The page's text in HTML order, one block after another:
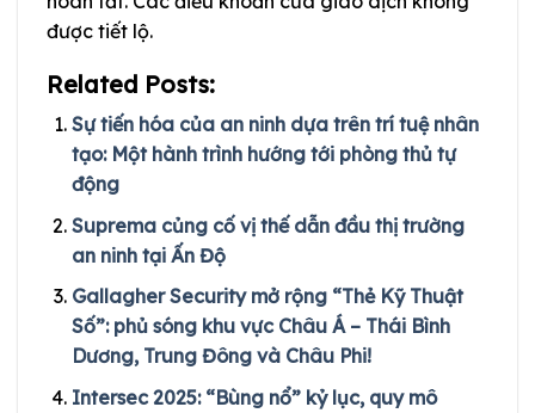
được tiết lộ.
Related Posts:
Sự tiến hóa của an ninh dựa trên trí tuệ nhân
tạo: Một hành trình hướng tới phòng thủ tự
động
Suprema củng cố vị thế dẫn đầu thị trường
an ninh tại Ấn Độ
Gallagher Security mở rộng “Thẻ Kỹ Thuật
Số”: phủ sóng khu vực Châu Á – Thái Bình
Dương, Trung Đông và Châu Phi!
Intersec 2025: “Bùng nổ” kỷ lục, quy mô